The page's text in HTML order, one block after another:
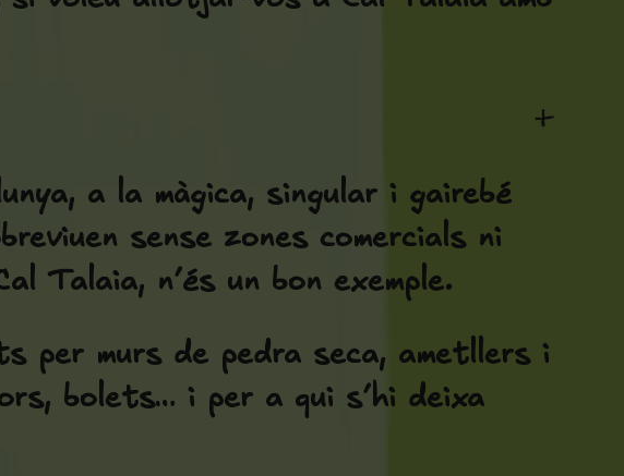
+
a la màgica, singular i gairebé
sense zones comercials ni
Talaia, n’és un bon exemple.
per murs de pedra seca, ametllers i
bolets… i per a qui s’hi deixa